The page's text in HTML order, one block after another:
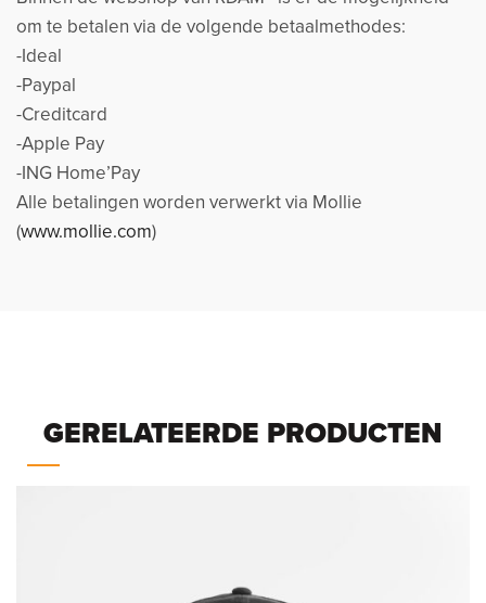
om te betalen via de volgende betaalmethodes:
-Ideal
-Paypal
-Creditcard
-Apple Pay
-ING Home’Pay
Alle betalingen worden verwerkt via Mollie
(www.mollie.com)
GERELATEERDE PRODUCTEN